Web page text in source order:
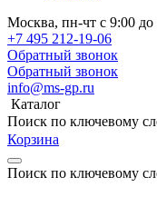
Москва, пн-чт с 9:00 до
+7 495 212-19-06
Обратный звонок
Обратный звонок
info@ms-gp.ru
Каталог
Поиск по ключевому
Корзина
Поиск по ключевому